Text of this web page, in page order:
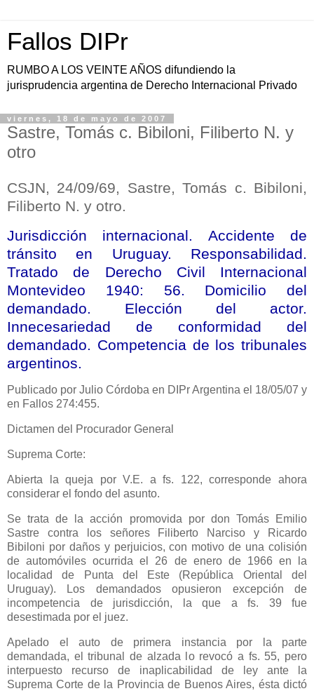
Fallos DIPr
RUMBO A LOS VEINTE AÑOS difundiendo la
jurisprudencia argentina de Derecho Internacional Privado
viernes, 18 de mayo de 2007
Sastre, Tomás c. Bibiloni, Filiberto N. y
otro
CSJN, 24/09/69, Sastre, Tomás c. Bibiloni,
Filiberto N. y otro.
Jurisdicción internacional. Accidente de
tránsito en Uruguay. Responsabilidad.
Tratado de Derecho Civil Internacional
Montevideo 1940: 56. Domicilio del
demandado. Elección del actor.
Innecesariedad de conformidad del
demandado. Competencia de los tribunales
argentinos.
Publicado por Julio Córdoba en DIPr Argentina el 18/05/07 y
en Fallos 274:455.
Dictamen del Procurador General
Suprema Corte:
Abierta la queja por V.E. a fs. 122, corresponde ahora
considerar el fondo del asunto.
Se trata de la acción promovida por don Tomás Emilio
Sastre contra los señores Filiberto Narciso y Ricardo
Bibiloni por daños y perjuicios, con motivo de una colisión
de automóviles ocurrida el 26 de enero de 1966 en la
localidad de Punta del Este (República Oriental del
Uruguay). Los demandados opusieron excepción de
incompetencia de jurisdicción, la que a fs. 39 fue
desestimada por el juez.
Apelado el auto de primera instancia por la parte
demandada, el tribunal de alzada lo revocó a fs. 55, pero
interpuesto recurso de inaplicabilidad de ley ante
la
Suprema Corte de la Provincia de Buenos Aires, ésta dictó